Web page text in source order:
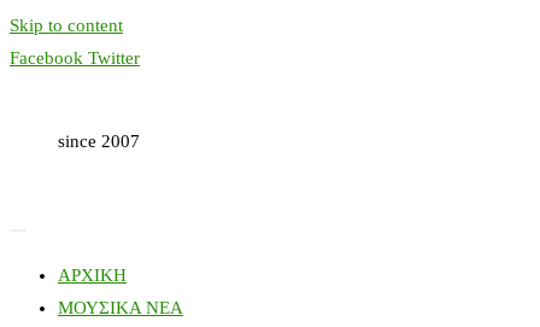
Skip to content
Facebook Twitter
since 2007
ΑΡΧΙΚΗ
ΜΟΥΣΙΚΑ ΝΕΑ